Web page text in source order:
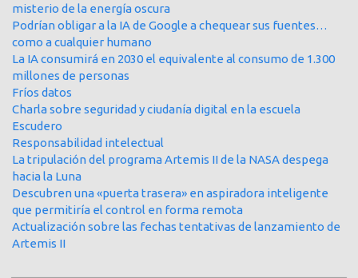
misterio de la energía oscura
Podrían obligar a la IA de Google a chequear sus fuentes…
como a cualquier humano
La IA consumirá en 2030 el equivalente al consumo de 1.300
millones de personas
Fríos datos
Charla sobre seguridad y ciudanía digital en la escuela
Escudero
Responsabilidad intelectual
La tripulación del programa Artemis II de la NASA despega
hacia la Luna
Descubren una «puerta trasera» en aspiradora inteligente
que permitiría el control en forma remota
Actualización sobre las fechas tentativas de lanzamiento de
Artemis II